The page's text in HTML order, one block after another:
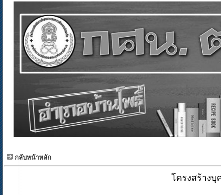
กลับหน้าหลัก
โครงสร้าง